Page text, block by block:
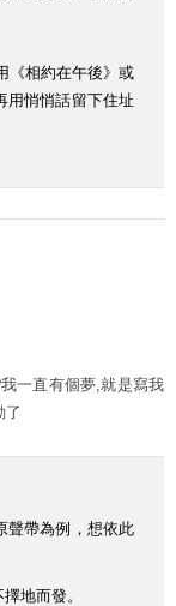
《相約在午後》或
用悄悄話留下住址
一直有個夢,就是寫我
了
聲帶為例，想依此
地而發。